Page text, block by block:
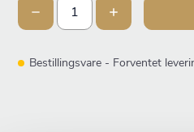
Bestillingsvare - Forventet